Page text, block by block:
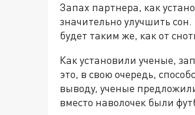
Запах партнера, как
значительно улучшить
будет таким же, как от
Как установили ученые,
это, в свою очередь,
выводу, ученые
вместо наволочек были